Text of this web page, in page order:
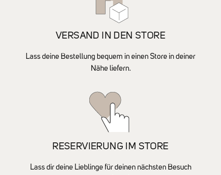
VERSAND IN DEN STORE
Lass deine Bestellung bequem in einen Store in deiner
Nähe liefern.
RESERVIERUNG IM STORE
Lass dir deine Lieblinge für deinen nächsten Besuch